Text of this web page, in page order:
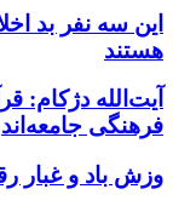
هستند
آیت‌الله
فرهنگی جامعه‌اند
وزش باد و غبار